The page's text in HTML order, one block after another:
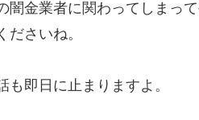
闇金業者に関わってしまっ
ださいね。
即日に止まりますよ。